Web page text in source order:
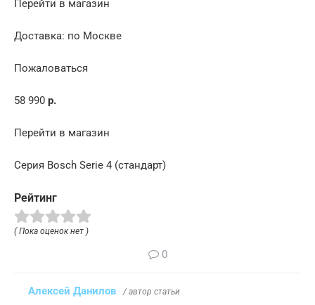
Перейти в магазин
Доставка: по Москве
Пожаловаться
58 990 р.
Перейти в магазин
Серия Bosch Serie 4 (стандарт)
Рейтинг
( Пока оценок нет )
0
Алексей Данилов / автор статьи